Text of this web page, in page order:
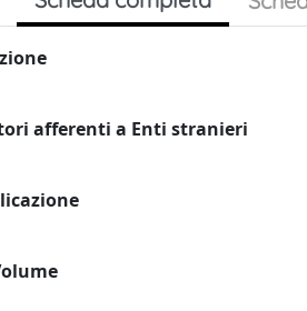
afferenti a Enti stranieri